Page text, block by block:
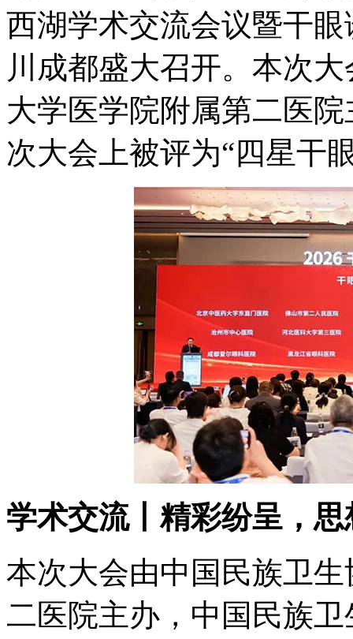
西湖学术交流会议暨干
川成都盛大召开。本次
大学医学院附属第二医
次大会上被评为“四星干
学术交流丨精彩纷呈，思
本次大会由中国民族卫
二医院主办，中国民族